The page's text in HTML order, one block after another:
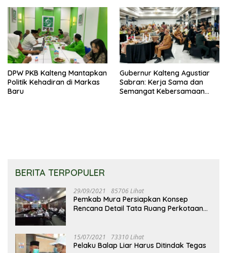
DPW PKB Kalteng Mantapkan
Politik Kehadiran di Markas
Baru
Gubernur Kalteng Agustiar
Sabran: Kerja Sama dan
Semangat Kebersamaan
BERITA TERPOPULER
29/09/2021 85706 Lihat
Pemkab Mura Persiapkan Konsep
Rencana Detail Tata Ruang Perkotaan
15/07/2021 73310 Lihat
Pelaku Balap Liar Harus Ditindak Tegas